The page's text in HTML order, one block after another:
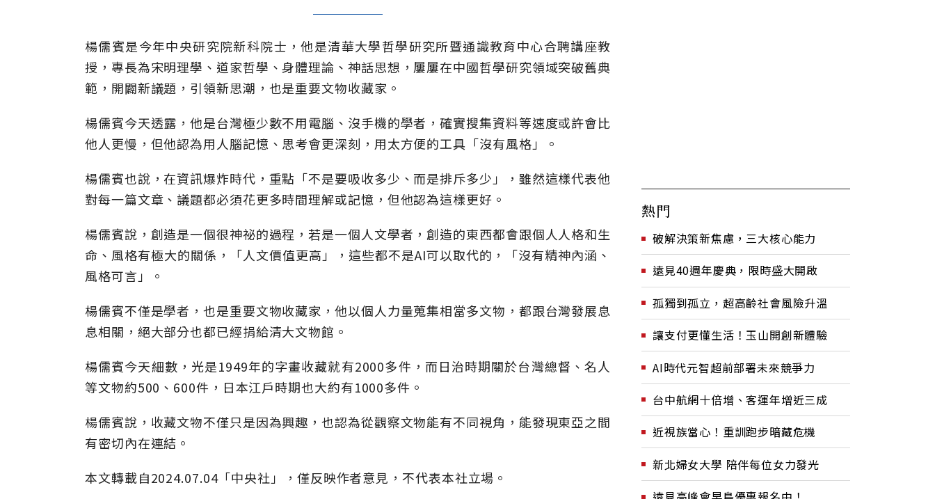
楊儒賓是今年中央研究院新科院士，他是清華大學哲學研究所暨通識教育中心合聘講座教
授，專長為宋明理學、道家哲學、身體理論、神話思想，屢屢在中國哲學研究領域突破舊典
範，開闢新議題，引領新思潮，也是重要文物收藏家。
楊儒賓今天透露，他是台灣極少數不用電腦、沒手機的學者，確實搜集資料等速度或許會比
他人更慢，但他認為用人腦記憶、思考會更深刻，用太方便的工具「沒有風格」。
楊儒賓也說，在資訊爆炸時代，重點「不是要吸收多少、而是排斥多少」，雖然這樣代表他
對每一篇文章、議題都必須花更多時間理解或記憶，但他認為這樣更好。
楊儒賓說，創造是一個很神祕的過程，若是一個人文學者，創造的東西都會跟個人人格和生
命、風格有極大的關係，「人文價值更高」，這些都不是AI可以取代的，「沒有精神內涵、
風格可言」。
楊儒賓不僅是學者，也是重要文物收藏家，他以個人力量蒐集相當多文物，都跟台灣發展息
息相關，絕大部分也都已經捐給清大文物館。
楊儒賓今天細數，光是1949年的字畫收藏就有2000多件，而日治時期關於台灣總督、名人
等文物約500、600件，日本江戶時期也大約有1000多件。
楊儒賓說，收藏文物不僅只是因為興趣，也認為從觀察文物能有不同視角，能發現東亞之間
有密切內在連結。
本文轉載自2024.07.04「中央社」，僅反映作者意見，不代表本社立場。
熱門
破解決策新焦慮，三大核心能力
遠見40週年慶典，限時盛大開啟
孤獨到孤立，超高齡社會風險升溫
讓支付更懂生活！玉山開創新體驗
AI時代元智超前部署未來競爭力
台中航網十倍增、客運年增近三成
近視族當心！重訓跑步暗藏危機
新北婦女大學 陪伴每位女力發光